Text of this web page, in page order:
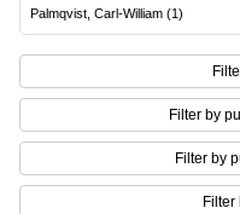
Palmqvist, Carl-William (1)
Filter by
Filter by
Filter